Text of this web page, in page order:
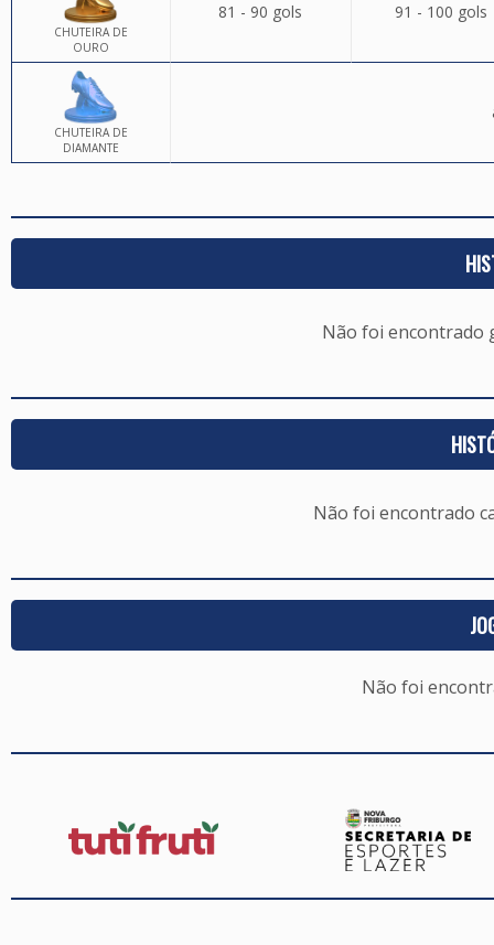
CHUTEIRA DE
OURO
81 - 90 gols 91 - 100 gols
CHUTEIRA DE
DIAMANTE
Não foi encontrado
Não foi encontrado
Não foi